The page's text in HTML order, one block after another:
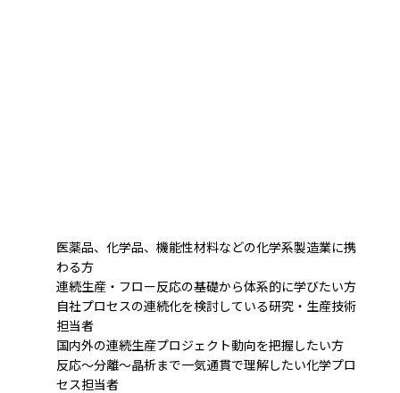
医薬品、化学品、機能性材料などの化学系製造業に携
わる方
連続生産・フロー反応の基礎から体系的に学びたい方
自社プロセスの連続化を検討している研究・生産技術
担当者
国内外の連続生産プロジェクト動向を把握したい方
反応～分離～晶析まで一気通貫で理解したい化学プロ
セス担当者